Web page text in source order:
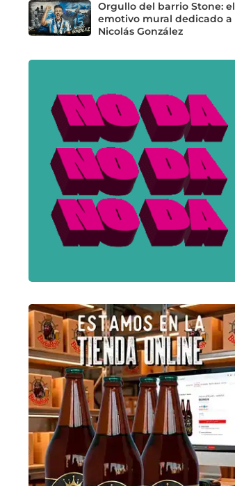
Orgullo del barrio Stone: el
emotivo mural dedicado a
Nicolás González